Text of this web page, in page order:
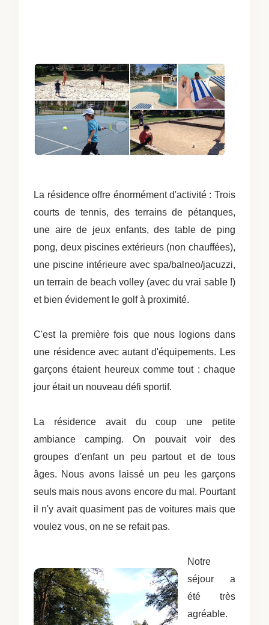
La résidence offre énormément d'activité : Trois
courts de tennis, des terrains de pétanques,
une aire de jeux enfants, des table de ping
pong, deux piscines extérieurs (non chauffées),
une piscine intérieure avec spa/balneo/jacuzzi,
un terrain de beach volley (avec du vrai sable !)
et bien évidement le golf à proximité.
C'est la première fois que nous logions dans
une résidence avec autant d'équipements. Les
garçons étaient heureux comme tout : chaque
jour était un nouveau défi sportif.
La résidence avait du coup une petite
ambiance camping. On pouvait voir des
groupes d'enfant un peu partout et de tous
âges. Nous avons laissé un peu les garçons
seuls mais nous avons encore du mal. Pourtant
il n'y avait quasiment pas de voitures mais que
voulez vous, on ne se refait pas.
Notre
séjour a
été très
agréable.